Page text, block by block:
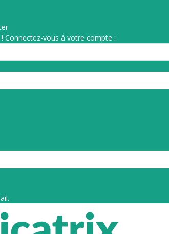
Connectez-vous à votre compte :